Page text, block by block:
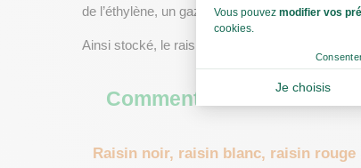
de l’éthylène, un gaz qui accélère la
Ainsi stocké, le raisin peut se conserver jusqu’à
Comment stocker les
Raisin noir, raisin blanc, raisin